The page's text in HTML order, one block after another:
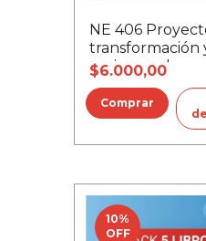
NE 406
transformación
mejora en las
$6.000,00
10%
OFF